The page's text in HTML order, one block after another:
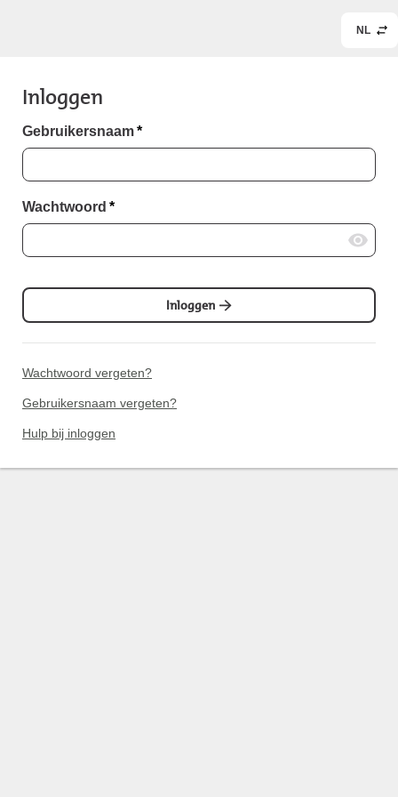
NL
Inloggen
Gebruikersnaam*
Wachtwoord *
Inloggen
Wachtwoord vergeten?
Gebruikersnaam vergeten?
Hulp bij inloggen